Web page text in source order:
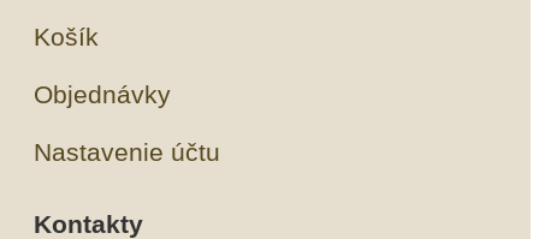
Košík
Objednávky
Nastavenie účtu
Kontakty